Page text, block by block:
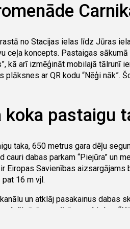
kanāla atdalīšanās vietā
pludināšana tika pārtraukta un
lai regulētu ūdens pieplūdi
ielā pie Mežmalas ielas
no Stacijas ielas līdz Jūras
ceļa koncepts. Pastaigas
kā arī izmēģināt mobilajā tālrunī
plāksnes ar QR kodu “Nēģi nāk”.
redzama parkā ir vietējās
kur izvietoti piknika galdi,
(10-15 min) vienā virzienā ar
koka pastaigu
taka, 650 metrus gara dēļu
cauri dabas parkam “Piejūra” un
Eiropas Savienības aizsargājams
16 m vjl.
un atklāj pasakainus dabas
paplašinātās realitātes objekts